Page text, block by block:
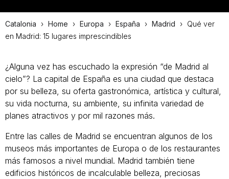
Catalonia › Home › Europa › España › Madrid › Qué ver
en Madrid: 15 lugares imprescindibles
¿Alguna vez has escuchado la expresión “de Madrid al
cielo”? La capital de España es una ciudad que destaca
por su belleza, su oferta gastronómica, artística y cultural,
su vida nocturna, su ambiente, su infinita variedad de
planes atractivos y por mil razones más.
Entre las calles de Madrid se encuentran algunos de los
museos más importantes de Europa o de los restaurantes
más famosos a nivel mundial. Madrid también tiene
edificios históricos de incalculable belleza, preciosas